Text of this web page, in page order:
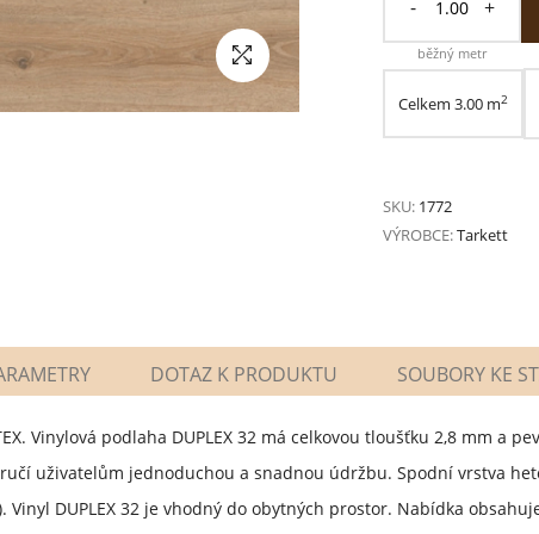
- +
běžný metr
Celkem 3.00m2
SKU: 1772
VÝROBCE:Tarkett
DOTAZ K PRODUKTU SOUBORY KE
Vinylová podlaha DUPLEX 32 má celkovou tloušťku 2,8 mm a
uživatelům jednoduchou a snadnou údržbu. Spodní vrstva
DUPLEX 32 je vhodný do obytných prostor. Nabídka